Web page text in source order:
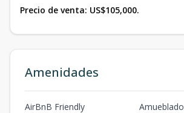
Precio de venta: US$105,000.
Amenidades
AirBnB Friendly
Amueblado